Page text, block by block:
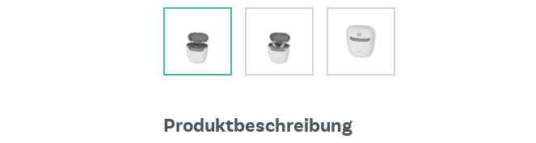
Produktbeschreibung